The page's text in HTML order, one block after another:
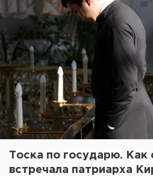
Тоска по государю. Как
встречала патриарха